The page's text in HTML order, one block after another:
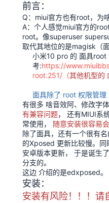
前言：
Q：miui官方也有root，为
A：个人感觉miui官方的
root。像superuser
取代其地位的是magisk（面
小米10 pro 的 面具root
考:https://
root.251/（其他机型的
面具除了 root 权限管理
有很多 啥音效阿、修改字
有兼容问题， 还有MIUI系
常使用， 随意安装很容易
除了面具，还有一个很有
的Xposed 更新比较慢。
安卓版本更新， 于是诞生
分支的。
这边 介绍的是edxposed。
安装：
安装有风险！！！请